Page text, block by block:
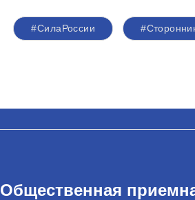
#СилаРоссии
Общественная